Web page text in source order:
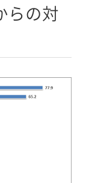
らの対